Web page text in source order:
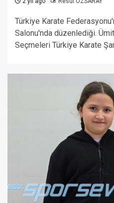
Türkiye Karate
Salonu'nda düzenlediği.
Seçmeleri Türkiye Karate